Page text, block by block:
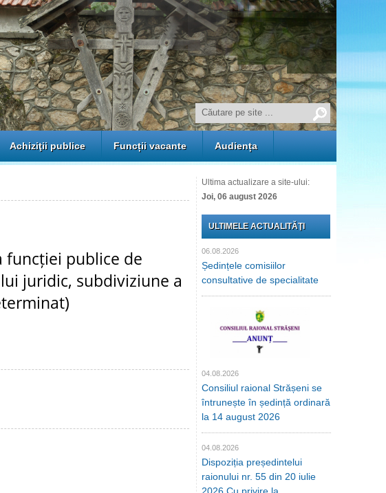
Achiziţii publice Funcții vacante Audiența
funcției publice de
juridic, subdiviziune a
Ultima actualizare a site-ului:
Joi, 06 august 2026
ULTIMELE ACTUALITĂŢI
06.08.2026
Ședințele comisiilor
consultative de specialitate
04.08.2026
Consiliul raional Strășeni se
întrunește în ședință ordinară
la 14 august 2026
04.08.2026
Dispoziția președintelui
raionului nr. 55 din 20 iulie